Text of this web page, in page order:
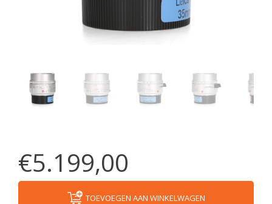
€5.199,00
TOEVOEGEN AAN WINKELWAGEN